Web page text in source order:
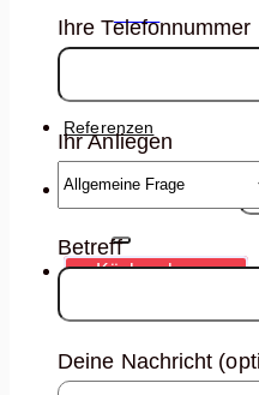
Jobs
Referenzen
Suche nach:
Küche planen
Ihre Telefonnummer
Ihr Anliegen
Betreff
Deine Nachricht